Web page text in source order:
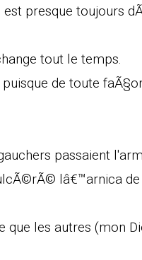
presque toujours
tout le temps.
de toute
passaient
lâ€™arnica
que les autres (mon